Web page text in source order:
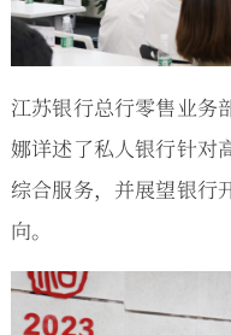
江苏银行总行零售业务
娜详述了私人银行针对
综合服务，并展望银行
向。